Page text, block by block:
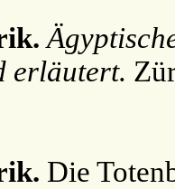
erläutert.
Die